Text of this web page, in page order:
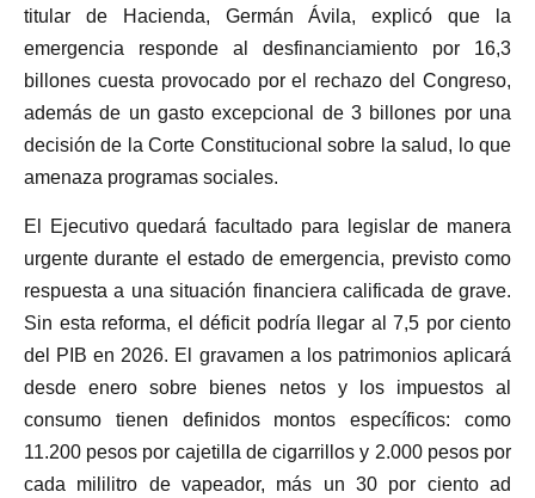
titular de Hacienda, Germán Ávila, explicó que la
emergencia responde al desfinanciamiento por 16,3
billones cuesta provocado por el rechazo del Congreso,
además de un gasto excepcional de 3 billones por una
decisión de la Corte Constitucional sobre la salud, lo que
amenaza programas sociales.
El Ejecutivo quedará facultado para legislar de manera
urgente durante el estado de emergencia, previsto como
respuesta a una situación financiera calificada de grave.
Sin esta reforma, el déficit podría llegar al 7,5 por ciento
del PIB en 2026. El gravamen a los patrimonios aplicará
desde enero sobre bienes netos y los impuestos al
consumo tienen definidos montos específicos: como
11.200 pesos por cajetilla de cigarrillos y 2.000 pesos por
cada mililitro de vapeador, más un 30 por ciento ad